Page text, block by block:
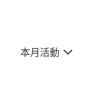
本月活動